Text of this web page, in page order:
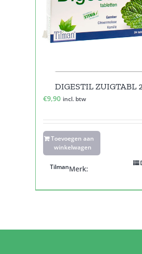
DIGESTIL ZUIGTABL
€9,90 incl. btw
Toevoegen aan
winkelwagen
Merk:
Tilman